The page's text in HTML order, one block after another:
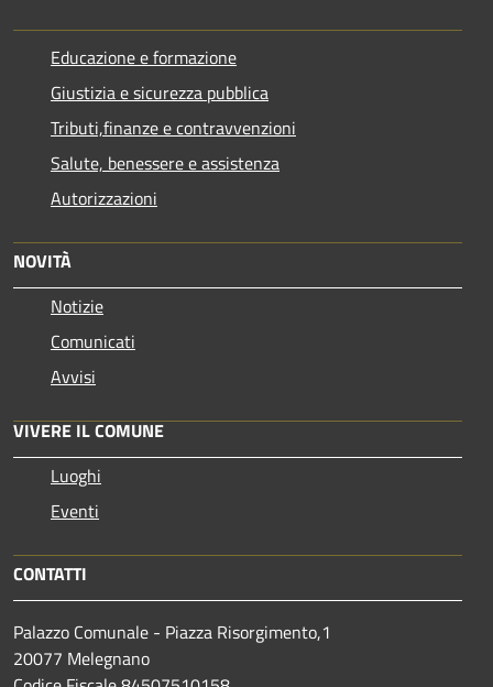
Educazione e formazione
Giustizia e sicurezza pubblica
Tributi,finanze e contravvenzioni
Salute, benessere e assistenza
Autorizzazioni
NOVITÀ
Notizie
Comunicati
Avvisi
VIVERE IL COMUNE
Luoghi
Eventi
CONTATTI
Palazzo Comunale - Piazza Risorgimento,1
20077 Melegnano